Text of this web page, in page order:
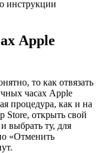
инструкции
Apple
то как отвязать
часах Apple
процедура, как и на
Store, открыть свой
выбрать ту, для
«Отменить